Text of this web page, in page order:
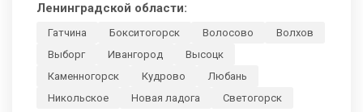
Ленинградской области:
Гатчина Бокситогорск Волосово
Волхов
Выборг
Ивангород
Высоцк
Каменногорск
Кудрово
Любань
Никольское
Новая ладога Светогорск